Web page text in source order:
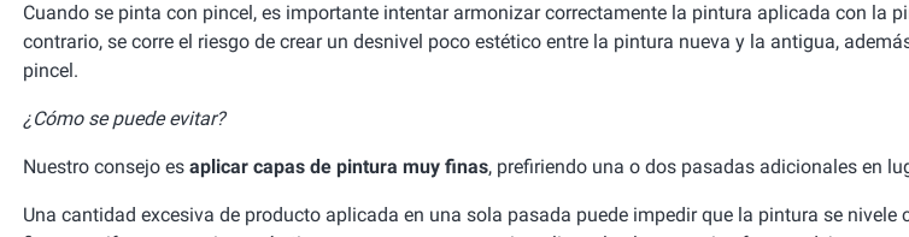
Cuando se pinta con pincel, es importante intentar armonizar correctamente la pintura aplicada con la
contrario, se corre el riesgo de crear un desnivel poco estético entre la pintura nueva y la antigua,
pincel.
¿Cómo se puede evitar?
Nuestro consejo es aplicar capas de pintura muy finas, prefiriendo una o dos pasadas adicionales en
Una cantidad excesiva de producto aplicada en una sola pasada puede impedir que la pintura se nivele